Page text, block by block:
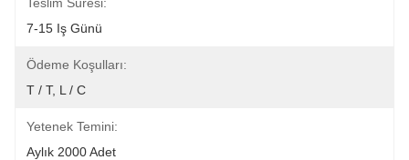
7-15 Iş Günü
Ödeme Koşulları:
T / T, L / C
Yetenek Temini:
Aylık 2000 Adet